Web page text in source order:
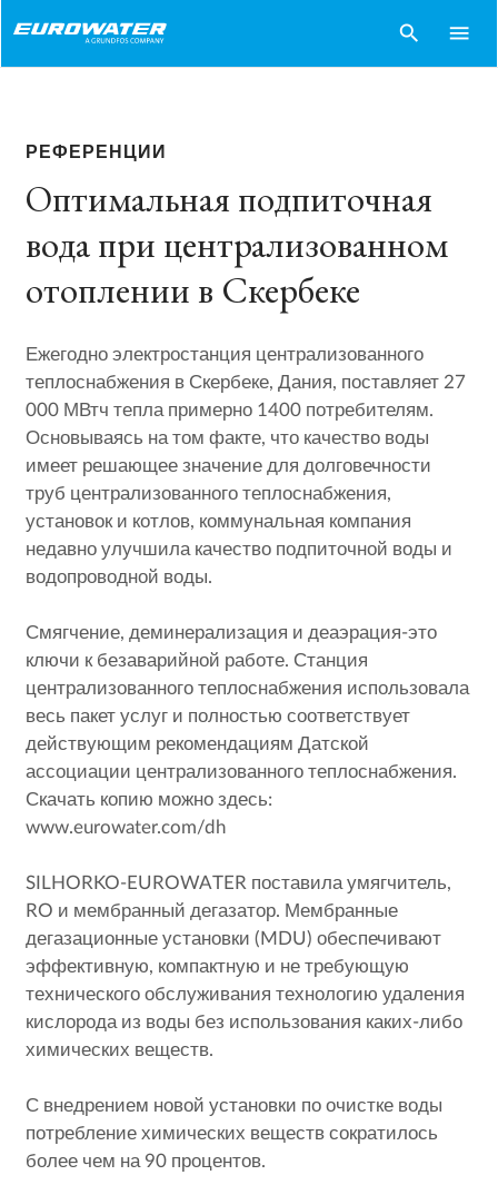
search menu
РЕФЕРЕНЦИИ
Оптимальная подпиточная
вода при централизованном
отоплении в Скербеке
Ежегодно электростанция централизованного
теплоснабжения в Скербеке, Дания, поставляет 27
000 МВтч тепла примерно 1400 потребителям.
Основываясь на том факте, что качество воды
имеет решающее значение для долговечности
труб централизованного теплоснабжения,
установок и котлов, коммунальная компания
недавно улучшила качество подпиточной воды и
водопроводной воды.
Смягчение, деминерализация и деаэрация-это
ключи к безаварийной работе. Станция
централизованного теплоснабжения использовала
весь пакет услуг и полностью соответствует
действующим рекомендациям Датской
ассоциации централизованного теплоснабжения.
Скачать копию можно здесь:
www.eurowater.com/dh
SILHORKO-EUROWATER поставила умягчитель,
RO и мембранный дегазатор. Мембранные
дегазационные установки (MDU) обеспечивают
эффективную, компактную и не требующую
технического обслуживания технологию удаления
кислорода из воды без использования каких-либо
химических веществ.
С внедрением новой установки по очистке воды
потребление химических веществ сократилось
более чем на 90 процентов.